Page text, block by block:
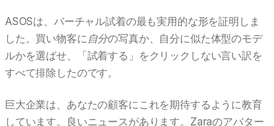
ASOSは、バーチャル試着の最も実用的な形を証明しま
した。買い物客に 自分の写真か、自分に似た体型のモデ
ルかを選ばせ、「試着する」をクリックしない言い訳を
すべて排除したのです。
巨大企業は、あなたの顧客にこれを期待するように教育
しています。良いニュースがあります。Zaraのアバター